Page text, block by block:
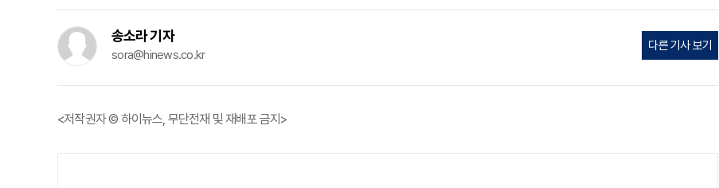
송소라 기자
sora@hinews.co.kr
다른 기사 보기
<저작권자 © 하이뉴스, 무단전재 및 재배포 금지>